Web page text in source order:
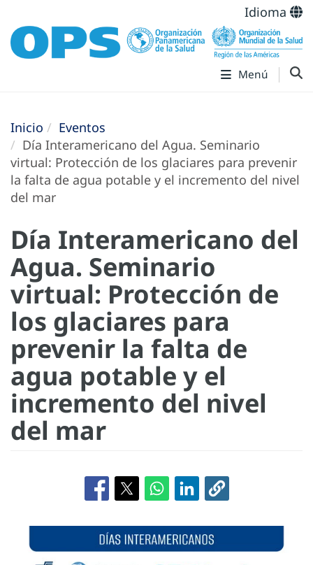
Idioma
Menú
Inicio
Eventos
Día Interamericano del Agua. Seminario
virtual: Protección de los glaciares para prevenir
la falta de agua potable y el incremento del nivel
del mar
Día Interamericano del
Agua. Seminario
virtual: Protección de
los glaciares para
prevenir la falta de
agua potable y el
incremento del nivel
del mar